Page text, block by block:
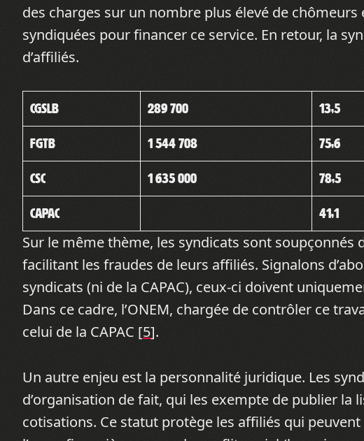
des charges sur un nombre plus élevé de
syndiquées pour financer ce service. En retour, la
d’affiliés.
CGSLB 289 700 13,5
FGTB 1 544 708 75,6
CSC 1 635 000 78,5
CAPAC 41,1
Sur le même thème, les syndicats sont
facilitant les fraudes de leurs affiliés. Signalons
syndicats (ni de la CAPAC), ceux-ci doivent
Dans ce cadre, l’ONEM, chargée de contrôler ce
celui de la CAPAC [5].
Un autre enjeu est la personnalité juridique. Les
d’organisation de fait, qui les exempte de publier
cotisations. Ce statut protège les affiliés qui